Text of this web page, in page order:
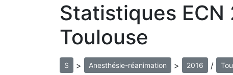
Statistiques
Toulouse
S > Anesthésie-réanimation > 2016 /